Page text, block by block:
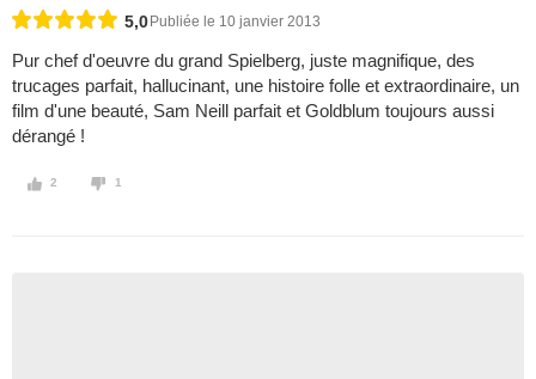
5,0 Publiée le 10 janvier 2013
Pur chef d'oeuvre du grand Spielberg, juste magnifique, des
trucages parfait, hallucinant, une histoire folle et extraordinaire, un
film d'une beauté, Sam Neill parfait et Goldblum toujours aussi
dérangé !
2 1